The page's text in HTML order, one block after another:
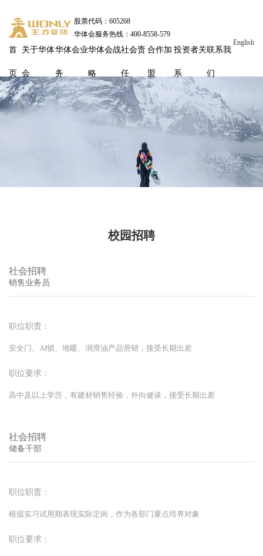
股票代码：605268
华体会服务热线：400-8558-579
首
页
关于华体
会
华体会业
务
华体会战
略
社会责
任
合作加
盟
投资者关
系
联系我
们
English
校园招聘
社会招聘
销售业务员
职位职责：
安全门、AI锁、地暖、润滑油产品营销，接受长期出差
职位要求：
高中及以上学历，有建材销售经验，外向健谈，接受长期出差
社会招聘
储备干部
职位职责：
根据实习试用期表现实际定岗，作为各部门重点培养对象
职位要求：